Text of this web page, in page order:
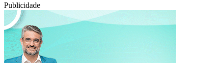
Publicidade